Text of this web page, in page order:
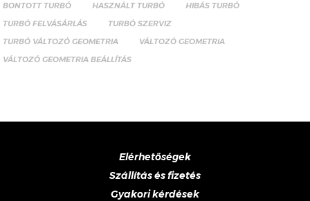
BONTOTT TURBÓ HASZNÁLT TURBÓ
HIBÁS TURBÓ
TURBÓ FELVÁSÁRLÁS
TURBÓ SZERVIZ
TURBÓ VÁLTOZÓ GEOMETRIA
VÁLTOZÓ GEOMETRIA
VÁLTOZÓ GEOMETRIA BEÁLLÍTÁS
Elérhetőségek
Szállítás és fizetés
Gyakori kérdések